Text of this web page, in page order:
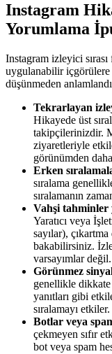
Instagram
Yorumlama
Instagram izleyici
uygulanabilir içgörülere
düşünmeden
Tekrarlayan
Hikayede üst
takipçilerinizdir.
ziyaretleriyle
görünümden
Erken
sıralama
sıralamanın
Vahşi tahminler
Yaratıcı veya
sayılar),
bakabilirsiniz.
varsayımlar değil.
Görünmez
genellikle dikkate
yanıtları gibi
sıralamayı etkiler.
Botlar veya
çekmeyen sıfır
bot veya spam